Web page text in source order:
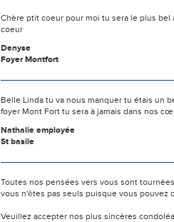
Chère ptit coeur pour moi tu sera le plus
coeur
Denyse
Foyer Montfort
Belle Linda tu va nous manquer tu étais un
foyer Mont Fort tu sera à jamais dans nos
Nathalie employée
St basile
Toutes nos pensées vers vous sont
vous n'êtes pas seuls puisque vous pouvez
Veuillez accepter nos plus sincères